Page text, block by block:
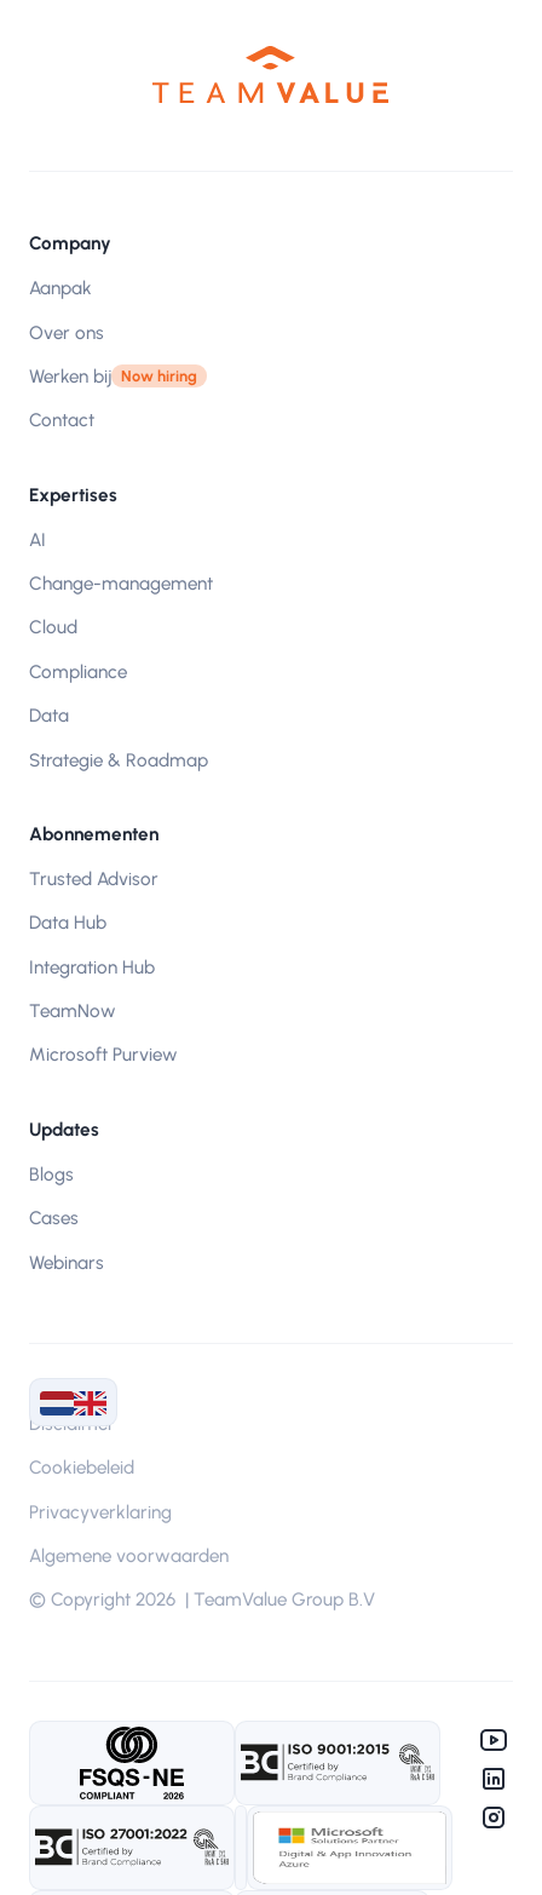
Company
Aanpak
Over ons
Werken bij Now hiring
Contact
Expertises
AI
Change-management
Cloud
Compliance
Data
Strategie & Roadmap
Abonnementen
Trusted Advisor
Data Hub
Integration Hub
TeamNow
Microsoft Purview
Updates
Blogs
Cases
Webinars
© Copyright 2026 | TeamValue Group B.V
Disclaimer
Cookiebeleid
Privacyverklaring
Algemene voorwaarden